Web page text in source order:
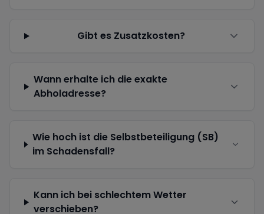
Gibt es Zusatzkosten?
Wann erhalte ich die exakte
Abholadresse?
Wie hoch ist die Selbstbeteiligung (SB)
im Schadensfall?
Kann ich bei schlechtem Wetter
verschieben?